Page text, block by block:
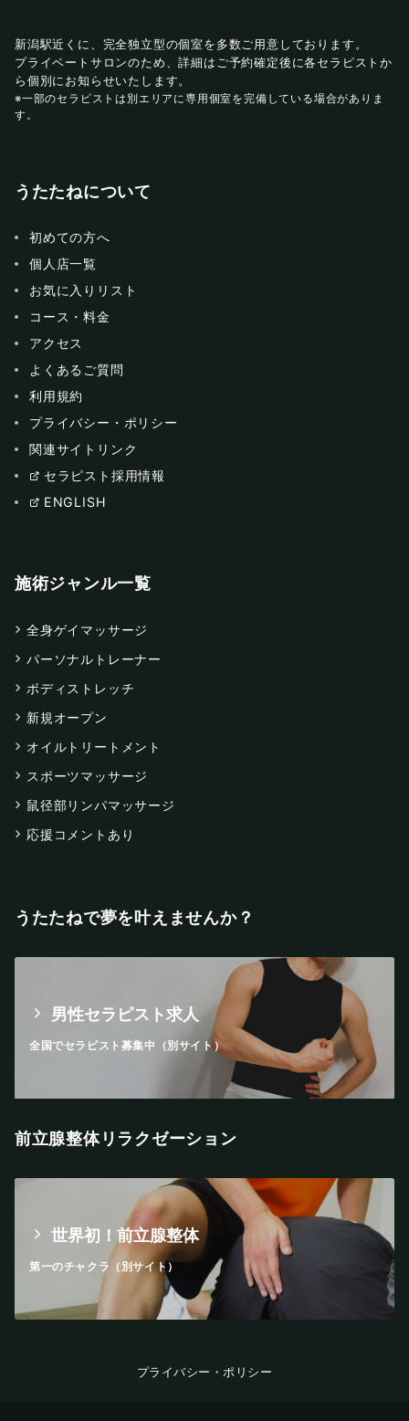
新潟駅近くに、完全独立型の個室を多数ご用意しております。
プライベートサロンのため、詳細はご予約確定後に各セラピストか
ら個別にお知らせいたします。
※一部のセラピストは別エリアに専用個室を完備している場合がありま
す。
うたたねについて
初めての方へ
個人店一覧
お気に入りリスト
コース・料金
アクセス
よくあるご質問
利用規約
プライバシー・ポリシー
関連サイトリンク
セラピスト採用情報
ENGLISH
施術ジャンル一覧
全身ゲイマッサージ
パーソナルトレーナー
ボディストレッチ
新規オープン
オイルトリートメント
スポーツマッサージ
鼠径部リンパマッサージ
応援コメントあり
うたたねで夢を叶えませんか？
男性セラピスト求人
全国でセラピスト募集中（別サイト）
前立腺整体リラクゼーション
世界初！前立腺整体
第一のチャクラ（別サイト）
プライバシー・ポリシー